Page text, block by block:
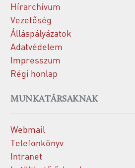
Hírarchívum
Vezetőség
Álláspályázatok
Adatvédelem
Impresszum
Régi honlap
MUNKATÁRSAKNAK
Webmail
Telefonkönyv
Intranet